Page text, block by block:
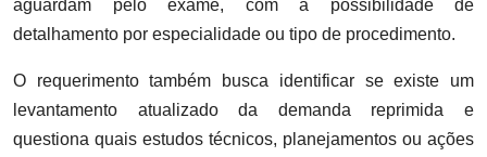
aguardam pelo exame, com a possibilidade de
detalhamento por especialidade ou tipo de procedimento.
O requerimento também busca identificar se existe um
levantamento atualizado da demanda reprimida e
questiona quais estudos técnicos, planejamentos ou ações